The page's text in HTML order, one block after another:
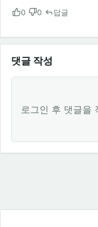
0 0 답글
댓글 작성
로그인 후 댓글을